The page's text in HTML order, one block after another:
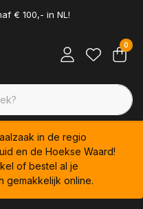
€ 100,- in NL!
0
in de regio
en de Hoekse Waard!
of bestel al je
gemakkelijk online.